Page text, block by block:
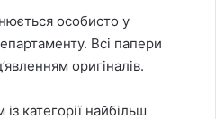
особисто у
Всі папери
оригіналів.
категорії найбільш